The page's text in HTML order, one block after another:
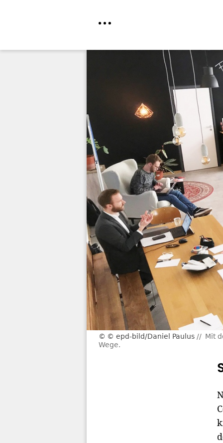
© epd-bild/Daniel Paulus
Mit
Wege.